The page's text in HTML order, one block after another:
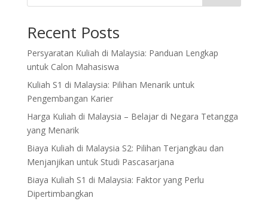
Recent Posts
Persyaratan Kuliah di Malaysia: Panduan Lengkap
untuk Calon Mahasiswa
Kuliah S1 di Malaysia: Pilihan Menarik untuk
Pengembangan Karier
Harga Kuliah di Malaysia – Belajar di Negara Tetangga
yang Menarik
Biaya Kuliah di Malaysia S2: Pilihan Terjangkau dan
Menjanjikan untuk Studi Pascasarjana
Biaya Kuliah S1 di Malaysia: Faktor yang Perlu
Dipertimbangkan